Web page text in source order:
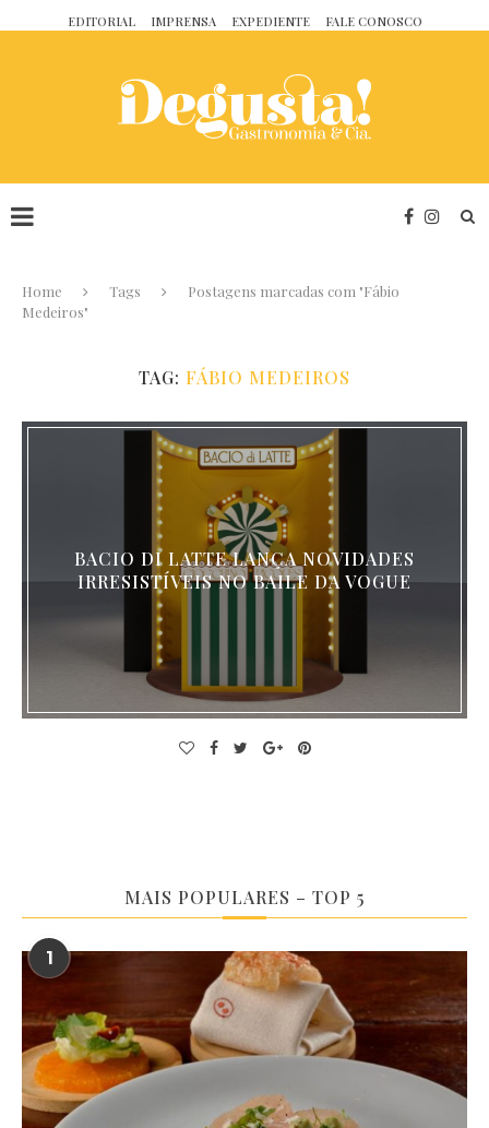
EDITORIAL IMPRENSA EXPEDIENTE FALE CONOSCO
Home Tags
Postagens marcadas com "Fábio
Medeiros"
TAG: FÁBIO MEDEIROS
BACIO DI LATTE LANÇA NOVIDADES
IRRESISTÍVEIS NO BAILE DA VOGUE
MAIS POPULARES – TOP 5
1